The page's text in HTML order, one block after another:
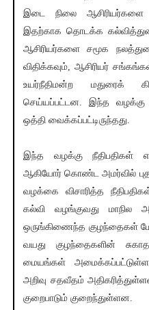
இடை நிலை ஆசிரியர்களை
இதற்காக தொடக்க
ஆசிரியர்களை சமூக
விதிக்கவும், ஆசிரியர்
உயர்நீதிமன்ற மதுரைக்
செய்யப்பட்டன. இந்த வழக்கு
ஒத்தி வைக்கப்பட்டிருந்தது.
இந்த வழக்கு நீதிபதிகள்
ஆகியோர் கொண்ட அமர்வில்
வழக்கை விசாரித்த
கல்வி வழங்குவது மாநில
ஒருங்கிணைந்த குழந்தைகள்
வயது குழந்தைகளின்
மையங்கள்
அறிவு சதவீதம்
குறைபாடும் குறைந்துள்ளன.